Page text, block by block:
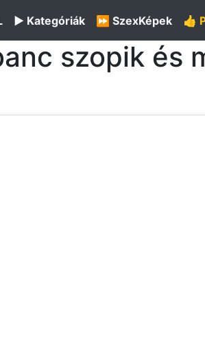
▶️ Kategóriák ⏩ SzexKépek 👍
szopik és